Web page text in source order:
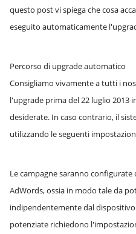
questo post vi spiega che cosa
eseguito automaticamente
Percorso di upgrade automatico
Consigliamo vivamente a tutti i
l'upgrade prima del 22 luglio 2013
desiderate. In caso contrario, il
utilizzando le seguenti
Le campagne saranno
AdWords, ossia in modo tale da
indipendentemente dal
potenziate richiedono